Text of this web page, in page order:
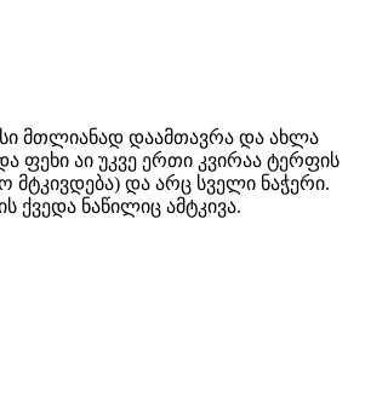
მთლიანად დაამთავრა და ახლა
ფეხი აი უკვე ერთი კვირაა ტერფის
მტკივდება) და არც სველი ნაჭერი.
ნაწილიც ამტკივა.